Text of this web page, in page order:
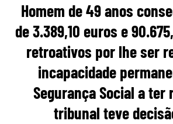
Homem de 49 anos
de 3.389,10 euros e
retroativos por lhe ser
incapacidade
Segurança Social a ter
tribunal teve